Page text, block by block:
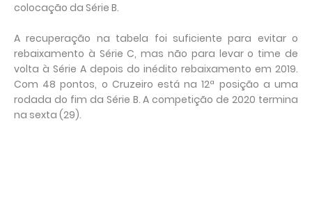
colocação da Série B.
A recuperação na tabela foi suficiente para evitar o
rebaixamento à Série C, mas não para levar o time de
volta à Série A depois do inédito rebaixamento em 2019.
Com 48 pontos, o Cruzeiro está na 12ª posição a uma
rodada do fim da Série B. A competição de 2020 termina
na sexta (29).